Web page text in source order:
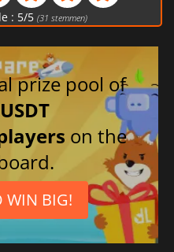
: 5/5 (31 stemmen)
prize pool of
on the
WIN BIG!